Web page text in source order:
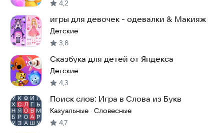
4,2
игры для девочек - одевалки & Макияж
Детские
3,8
Сказбука для детей от Яндекса
Детские
4,3
Поиск слов: Игра в Слова из Букв
Казуальные · Словесные
4,7